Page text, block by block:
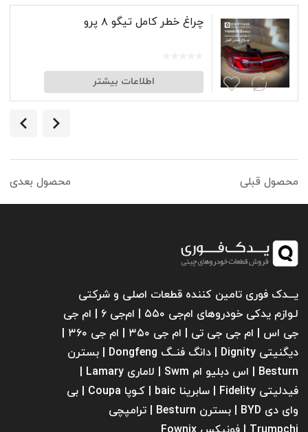
چراغ خطر کامل تیگو ۸ پرو
اطلاعات بیشتر
محصول قبلی محصول بعدی
یـــدک فوری تامین کننده قطعات اصلی و شرکتی
لـوازم یدکی خودروهای ام‌جی ۵۵۰ | ام‌جی ۶ | ام جی
دیگنیتی Dignity | دانگ فنــگ Dongfeng | بسترن
فیدلیتی Fidelity | سابرینا ‌baic | کـوپا Coupa | بی
وای دی BYD | بسترن Besturn | ترامپچی